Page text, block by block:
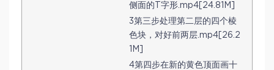
侧面的T字形.mp4[24.81M]
3第三步处理第二层的四个棱
色块，对好前两层.mp4[26.2
1M]
4第四步在新的黄色顶面画十